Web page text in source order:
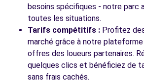
besoins spécifiques - notre parc
toutes les situations.
Tarifs compétitifs : Profitez
marché grâce à notre
offres des loueurs partenaires.
quelques clics et bénéficiez de
sans frais cachés.